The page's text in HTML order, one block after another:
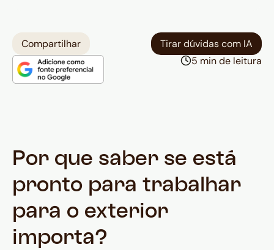
Compartilhar
Tirar dúvidas com IA
5 min de leitura
Por que saber se está
pronto para trabalhar
para o exterior
importa?